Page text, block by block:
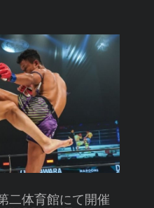
二体育館にて開催